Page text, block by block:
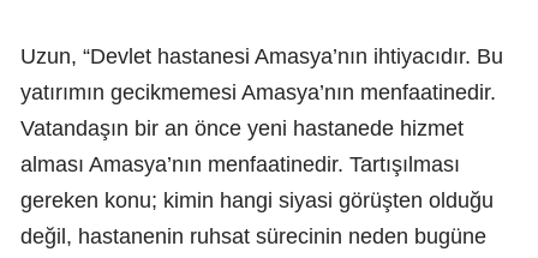
Uzun, “Devlet hastanesi Amasya’nın ihtiyacıdır. Bu
yatırımın gecikmemesi Amasya’nın menfaatinedir.
Vatandaşın bir an önce yeni hastanede hizmet
alması Amasya’nın menfaatinedir. Tartışılması
gereken konu; kimin hangi siyasi görüşten olduğu
değil, hastanenin ruhsat sürecinin neden bugüne